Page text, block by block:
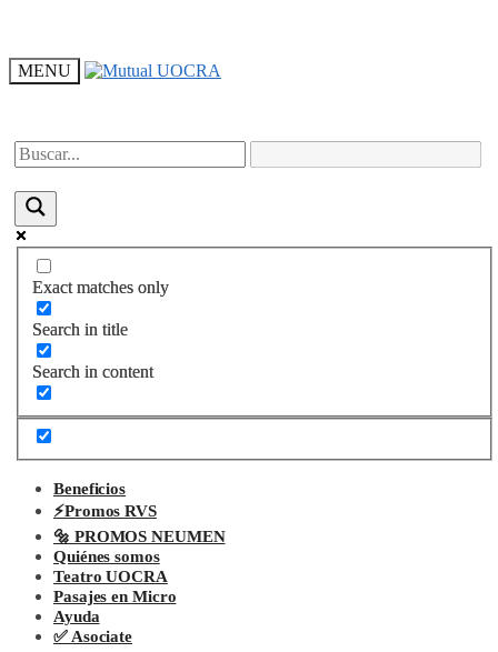
Skip
to
Skip
to
MENU
Exact matches only
Search in title
Search in content
Exact matches only
Search in title
Search in content
Beneficios
⚡Promos RVS
🔩 PROMOS NEUMEN
Quiénes somos
Teatro UOCRA
Pasajes en Micro
Ayuda
✅ Asociate